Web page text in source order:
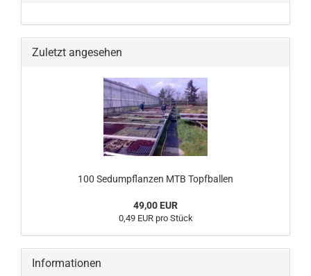
Zuletzt angesehen
100 Sedumpflanzen MTB Topfballen
49,00 EUR
0,49 EUR pro Stück
Informationen